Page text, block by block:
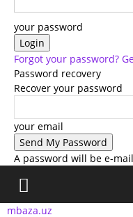
your password
Forgot your password?
Password recovery
Recover your password
your email
A password will be e-
mbaza.uz